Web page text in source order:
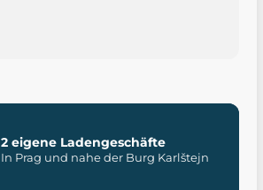
2 eigene Ladengeschäfte
In Prag und nahe der Burg Karlštejn